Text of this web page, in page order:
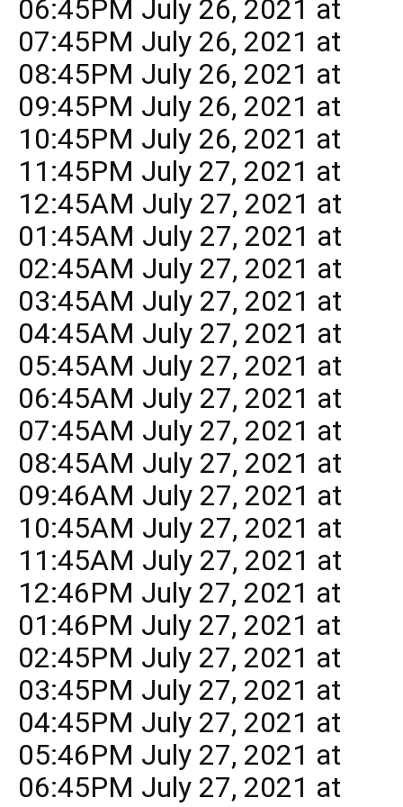
06:45PM July 26, 2021 at
07:45PM July 26, 2021 at
08:45PM July 26, 2021 at
09:45PM July 26, 2021 at
10:45PM July 26, 2021 at
11:45PM July 27, 2021 at
12:45AM July 27, 2021 at
01:45AM July 27, 2021 at
02:45AM July 27, 2021 at
03:45AM July 27, 2021 at
04:45AM July 27, 2021 at
05:45AM July 27, 2021 at
06:45AM July 27, 2021 at
07:45AM July 27, 2021 at
08:45AM July 27, 2021 at
09:46AM July 27, 2021 at
10:45AM July 27, 2021 at
11:45AM July 27, 2021 at
12:46PM July 27, 2021 at
01:46PM July 27, 2021 at
02:45PM July 27, 2021 at
03:45PM July 27, 2021 at
04:45PM July 27, 2021 at
05:46PM July 27, 2021 at
06:45PM July 27, 2021 at